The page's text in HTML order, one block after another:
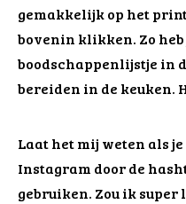
gemakkelijk op het
bovenin klikken. Zo
boodschappenlijstje in
bereiden in de keuken.
Laat het mij weten als
Instagram door de
gebruiken. Zou ik super